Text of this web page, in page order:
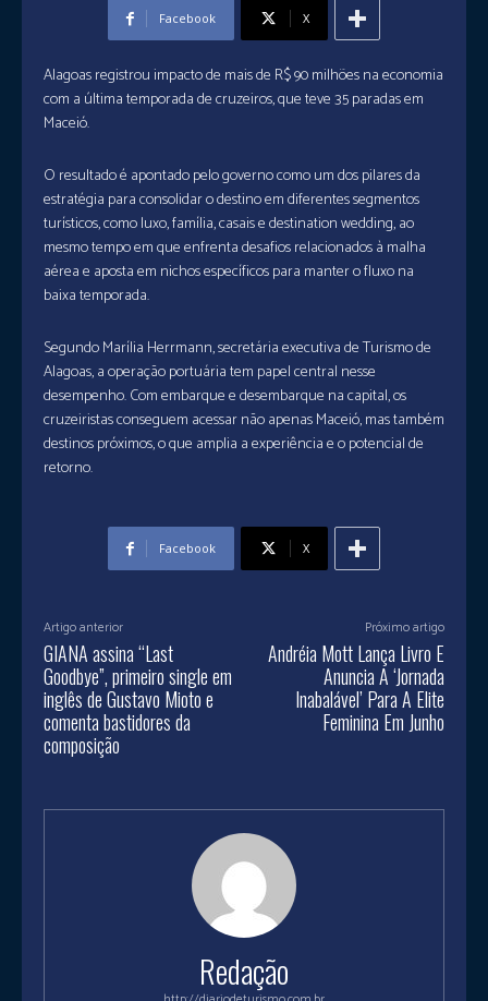
Facebook X
Alagoas registrou impacto de mais de R$ 90 milhões na economia
com a última temporada de cruzeiros, que teve 35 paradas em
Maceió.
O resultado é apontado pelo governo como um dos pilares da
estratégia para consolidar o destino em diferentes segmentos
turísticos, como luxo, família, casais e destination wedding, ao
mesmo tempo em que enfrenta desafios relacionados à malha
aérea e aposta em nichos específicos para manter o fluxo na
baixa temporada.
Segundo Marília Herrmann, secretária executiva de Turismo de
Alagoas, a operação portuária tem papel central nesse
desempenho. Com embarque e desembarque na capital, os
cruzeiristas conseguem acessar não apenas Maceió, mas também
destinos próximos, o que amplia a experiência e o potencial de
retorno.
Facebook X
Artigo anterior
GIANA assina “Last
Goodbye”, primeiro single em
inglês de Gustavo Mioto e
comenta bastidores da
composição
Próximo artigo
Andréia Mott Lança Livro E
Anuncia A ‘Jornada
Inabalável’ Para A Elite
Feminina Em Junho
Redação